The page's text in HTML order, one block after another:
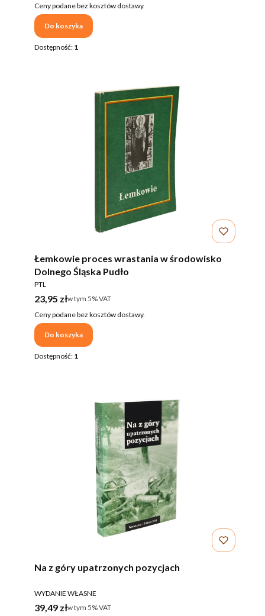
Ceny podane bez kosztów dostawy.
Do koszyka
Dostępność: 1
Łemkowie proces wrastania w środowisko
Dolnego Śląska Pudło
PRODUCENT
PTL
Cena brutto
23,95 złw tym %s VAT
w tym 5%VAT
Ceny podane bez kosztów dostawy.
Do koszyka
Dostępność: 1
Na z góry upatrzonych pozycjach
PRODUCENT
WYDANIE WŁASNE
Cena brutto
39,49 złw tym %s VAT
w tym 5%VAT